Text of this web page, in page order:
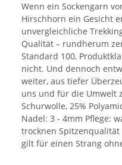
Wenn ein Sockengarn
Hirschhorn ein Gesicht
unvergleichliche
Qualität – rundherum
Standard 100,
nicht. Und dennoch
weiter, aus tiefer
uns und für die Umwelt
Schurwolle, 25%
Nadel: 3 - 4mm Pflege:
trocknen Spitzenqualität
gilt für einen Strang